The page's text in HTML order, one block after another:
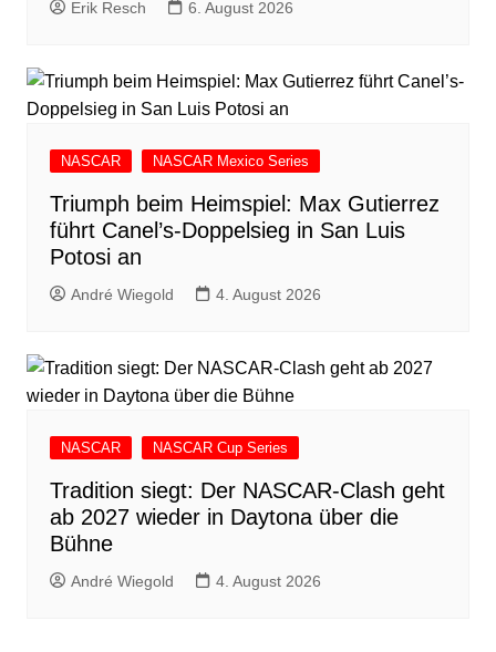
Erik Resch 6. August 2026
NASCAR NASCAR Mexico Series
Triumph beim Heimspiel: Max Gutierrez
führt Canel’s-Doppelsieg in San Luis
Potosi an
André Wiegold 4. August 2026
NASCAR NASCAR Cup Series
Tradition siegt: Der NASCAR-Clash geht
ab 2027 wieder in Daytona über die
Bühne
André Wiegold 4. August 2026